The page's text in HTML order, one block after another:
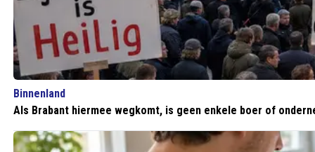
Binnenland
Als Brabant hiermee wegkomt, is geen enkele boer of